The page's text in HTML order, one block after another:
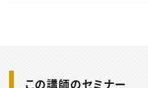
この講師のセミナー